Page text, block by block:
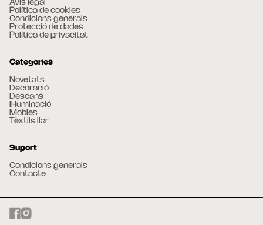
Avís legal
Política de cookies
Condicions generals
Protecció de dades
Política de privacitat
Categories
Novetats
Decoració
Descans
Il·luminació
Mobles
Tèxtils llar
Suport
Condicions generals
Contacte